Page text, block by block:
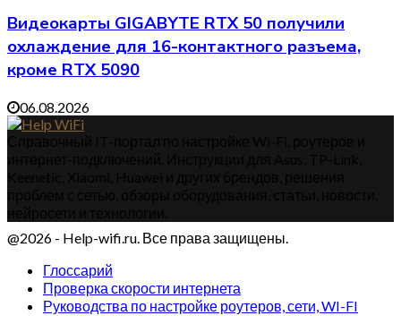
Видеокарты GIGABYTE RTX 50 получили
охлаждение для 16-контактного разъема,
кроме RTX 5090
06.08.2026
@2026 - Help-wifi.ru. Все права защищены.
Глоссарий
Проверка скорости интернета
Руководства по настройке роутеров, сети, WI-FI